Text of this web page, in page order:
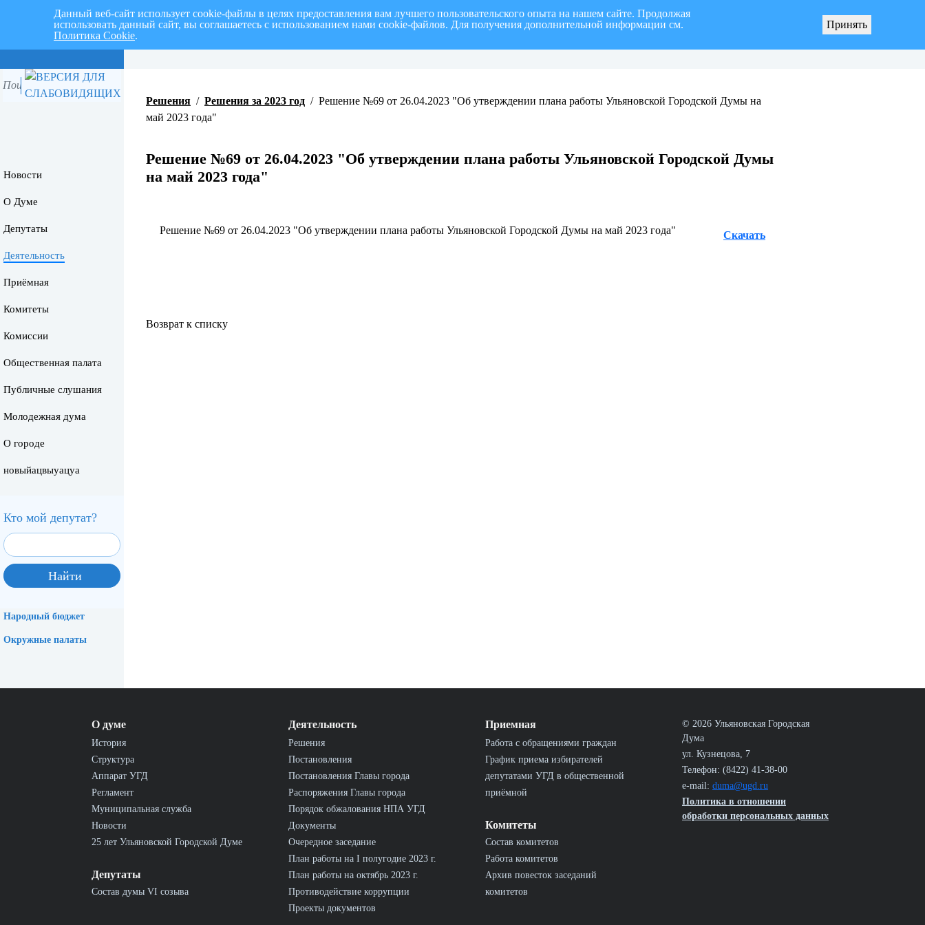
О мерах по реализации инициативных
Новости
О Думе
Депутаты
Деятельность
Приёмная
Комитеты
Комиссии
Общественная палата
Публичные слушания
Молодежная дума
О городе
новыйацвыуацуа
Кто мой депутат?
Народный бюджет
Окружные палаты
Решения / Решения за 2023 год / Решение №69 от 26.04.2023 "Об утверждении плана работы Ульяновской Городской Думы на
май 2023 года"
Решение №69 от 26.04.2023 "Об утверждении плана работы Ульяновской Городской Думы
на май 2023 года"
Решение №69 от 26.04.2023 "Об утверждении плана работы Ульяновской Городской Думы на май 2023 года" Скачать
Возврат к списку
О думе
История
Структура
Аппарат УГД
Регламент
Муниципальная служба
Новости
25 лет Ульяновской Городской Думе
Депутаты
Состав думы VI созыва
Деятельность
Решения
Постановления
Постановления Главы города
Распоряжения Главы города
Порядок обжалования НПА УГД
Документы
Очередное заседание
План работы на I полугодие 2023 г.
План работы на октябрь 2023 г.
Противодействие коррупции
Проекты документов
Приемная
Работа с обращениями граждан
График приема избирателей
депутатами УГД в общественной
приёмной
Комитеты
Состав комитетов
Работа комитетов
Архив повесток заседаний
комитетов
© 2026 Ульяновская Городская
Дума
ул. Кузнецова, 7
Телефон: (8422) 41-38-00
e-mail: duma@ugd.ru
Политика в отношении
обработки персональных данных
Данный веб-сайт использует cookie-файлы в целях предоставления вам лучшего пользовательского опыта на нашем сайте. Продолжая
использовать данный сайт, вы соглашаетесь с использованием нами cookie-файлов. Для получения дополнительной информации см.
Политика Cookie.
Принять